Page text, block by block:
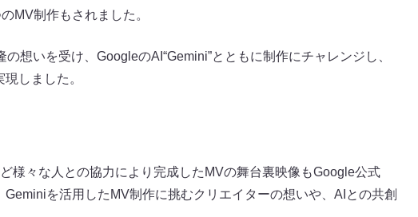
MV制作もされました。
想いを受け、GoogleのAI“Gemini”とともに制作にチャレンジし、
しました。
様々な人との協力により完成したMVの舞台裏映像もGoogle公式
を活用したMV制作に挑むクリエイターの想いや、AIとの共創